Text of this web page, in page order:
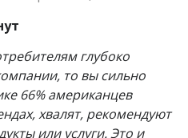
глубоко
то вы сильно
66% американцев
хвалят, рекомендуют
или услуги. Это и